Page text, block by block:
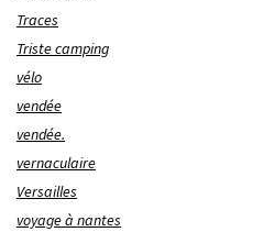
Traces
Triste camping
vélo
vendée
vendée.
vernaculaire
Versailles
voyage à nantes